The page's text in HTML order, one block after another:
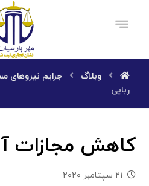
وبلاگ جرایم نیروهای
ربایی
کاهش مجازات
۲۱ سپتامبر ۲۰۲۰